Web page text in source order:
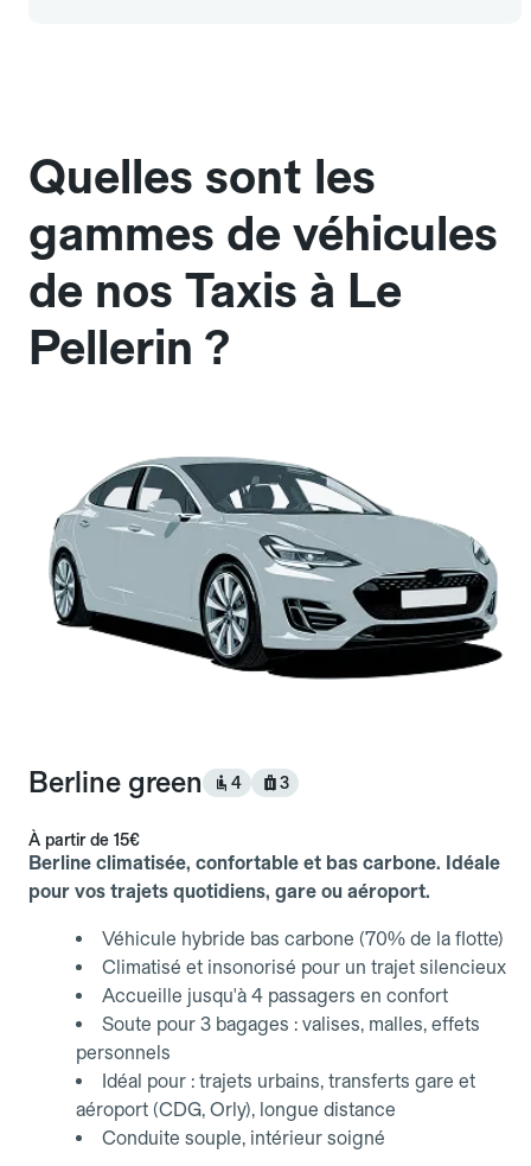
Quelles sont les
gammes de véhicules
de nos Taxis à Le
Pellerin ?
Berline green 4 3
À partir de 15€
Berline climatisée, confortable et bas carbone. Idéale
pour vos trajets quotidiens, gare ou aéroport.
Véhicule hybride bas carbone (70% de la flotte)
Climatisé et insonorisé pour un trajet silencieux
Accueille jusqu'à 4 passagers en confort
Soute pour 3 bagages : valises, malles, effets
personnels
Idéal pour : trajets urbains, transferts gare et
aéroport (CDG, Orly), longue distance
Conduite souple, intérieur soigné